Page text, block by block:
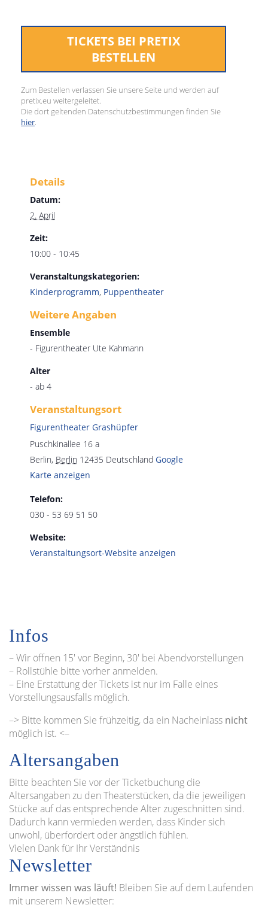
TICKETS BEI PRETIX
BESTELLEN
Zum Bestellen verlassen Sie unsere Seite und werden auf
pretix.eu weitergeleitet.
Die dort geltenden Datenschutzbestimmungen finden Sie
hier.
Details
Datum:
2. April
Zeit:
10:00 - 10:45
Veranstaltungskategorien:
Kinderprogramm, Puppentheater
Veranstaltungsort
Figurentheater Grashüpfer
Puschkinallee 16 a
Berlin, Berlin 12435 Deutschland Google
Karte anzeigen
Telefon:
030 - 53 69 51 50
Website:
Veranstaltungsort-Website anzeigen
Weitere Angaben
Ensemble
- Figurentheater Ute Kahmann
Alter
- ab 4
Infos
– Wir öffnen 15′ vor Beginn, 30′ bei Abendvorstellungen
– Rollstühle bitte vorher anmelden.
– Eine Erstattung der Tickets ist nur im Falle eines
Vorstellungsausfalls möglich.
–> Bitte kommen Sie frühzeitig, da ein Nacheinlass nicht
möglich ist. <–
Altersangaben
Bitte beachten Sie vor der Ticketbuchung die
Altersangaben zu den Theaterstücken, da die jeweiligen
Stücke auf das entsprechende Alter zugeschnitten sind.
Dadurch kann vermieden werden, dass Kinder sich
unwohl, überfordert oder ängstlich fühlen.
Vielen Dank für Ihr Verständnis
Newsletter
Immer wissen was läuft! Bleiben Sie auf dem Laufenden
mit unserem Newsletter: